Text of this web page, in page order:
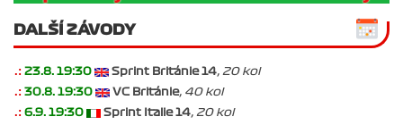
DALŠÍ ZÁVODY
.: 23.8. 19:30 Sprint Británie 14, 20 kol
.: 30.8. 19:30 VC Británie, 40 kol
.: 6.9. 19:30 Sprint Italie 14, 20 kol